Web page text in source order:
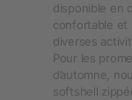
disponible en
confortable et
diverses
Pour les
d’automne,
softshell